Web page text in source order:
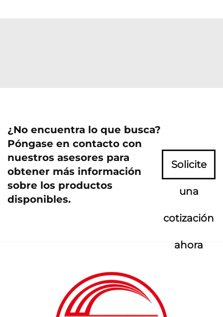
¿No encuentra lo que busca?
Póngase en contacto con
nuestros asesores para
obtener más información
sobre los productos
disponibles.
Solicite
una
cotización
ahora